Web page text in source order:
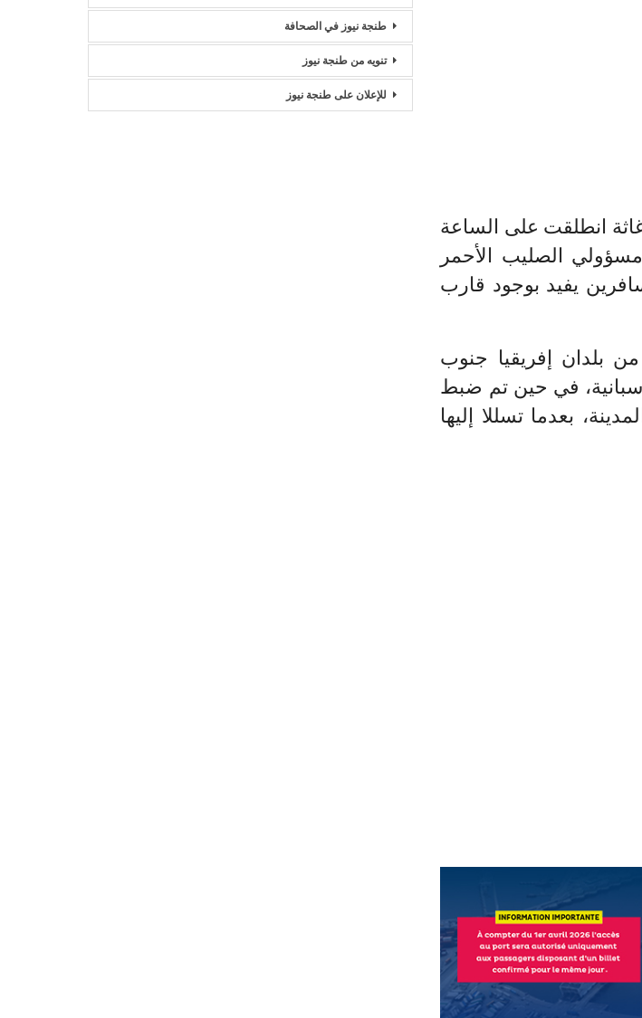
انطلقت على الساعة
الصليب الأحمر
يفيد بوجود قارب
بلدان إفريقيا جنوب
في حين تم ضبط
بعدما تسللا إليها
طنجة نيوز في الصحافة
تنويه من طنجة نيوز
للإعلان على طنجة نيوز